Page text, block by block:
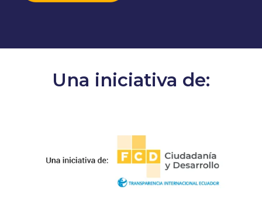
Una iniciativa de: